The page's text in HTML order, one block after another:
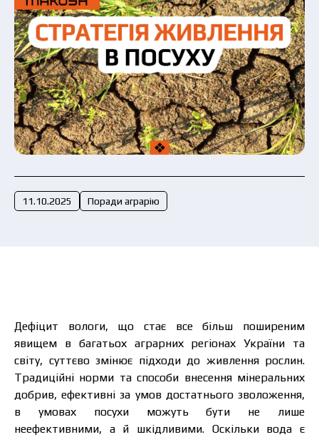
11.10.2025 Поради аграрію
Дефіцит вологи, що стає все більш поширеним
явищем в багатьох аграрних регіонах України та
світу, суттєво змінює підходи до живлення рослин.
Традиційні норми та способи внесення мінеральних
добрив, ефективні за умов достатнього зволоження,
в умовах посухи можуть бути не лише
неефективними, а й шкідливими. Оскільки вода є
Ви ознайомилися та погоджуєтеся з політикою
захисту персональних даних.
Подати заявку зараз